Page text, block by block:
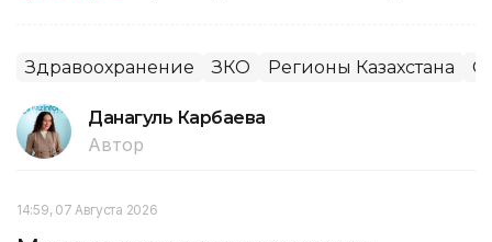
Здравоохранение ЗКО Регионы Казахстана
Данагуль Карбаева
Автор
14:59, 07 Августа 2026